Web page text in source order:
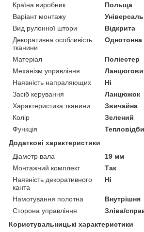
Країна виробник
Польща
Варіант монтажу
Вид рулонної штори
Відкрита
Декоративна особливість
тканини
Однотонна
Матеріал
Поліестер
Механізм управління
Наявність напраляющих
Ні
Засіб керування
Ланцюжок
Характеристика тканини
Звичайна
Колір
Зелений
Функція
Додаткові характеристики
Діаметр вала
19 мм
Монтажний комплект
Так
Наявність декоративного
канта
Ні
Намотування полотна
Внутрішня
Сторона управління
Зліва/
Користувальницькі характеристики